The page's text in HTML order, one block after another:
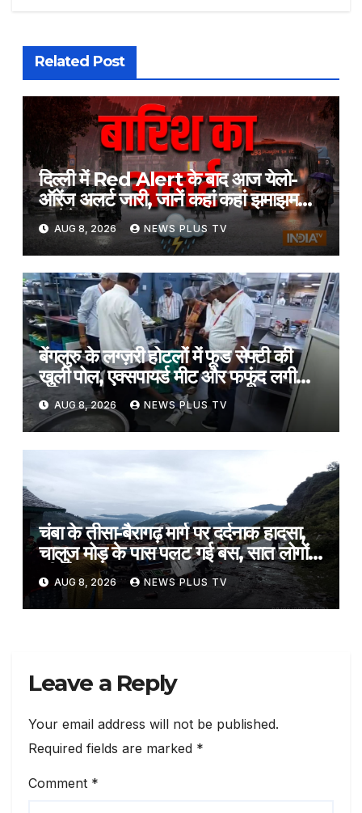
Related Post
दिल्ली में Red Alert के बाद आज येलो-
ऑरेंज अलर्ट जारी, जानें कहां कहां झमाझम
बरसेंगे बादल?​on August 8, 2026 at
2:35 am
AUG 8, 2026 NEWS PLUS TV
बेंगलुरु के लग्ज़री होटलों में फूड सेफ्टी की
खुली पोल, एक्सपायर्ड मीट और फफूंद लगी
सब्ज़ियां ज़ब्त​on August 8, 2026 at
3:12 am
AUG 8, 2026 NEWS PLUS TV
चंबा के तीसा-बैरागढ़ मार्ग पर दर्दनाक हादसा,
चालुज मोड़ के पास पलट गई बस, सात लोगों
की मौत​on August 8, 2026 at 4:18
am
AUG 8, 2026 NEWS PLUS TV
Leave a Reply
Your email address will not be published.
Required fields are marked *
Comment *